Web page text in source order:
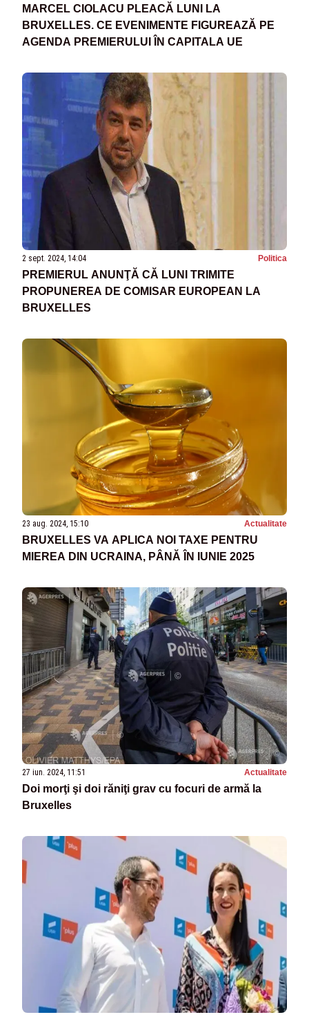
MARCEL CIOLACU PLEACĂ LUNI LA
BRUXELLES. CE EVENIMENTE FIGUREAZĂ PE
AGENDA PREMIERULUI ÎN CAPITALA UE
2 sept. 2024, 14:04 Politica
PREMIERUL ANUNŢĂ CĂ LUNI TRIMITE
PROPUNEREA DE COMISAR EUROPEAN LA
BRUXELLES
23 aug. 2024, 15:10 Actualitate
BRUXELLES VA APLICA NOI TAXE PENTRU
MIEREA DIN UCRAINA, PÂNĂ ÎN IUNIE 2025
27 iun. 2024, 11:51 Actualitate
Doi morţi şi doi răniţi grav cu focuri de armă la
Bruxelles